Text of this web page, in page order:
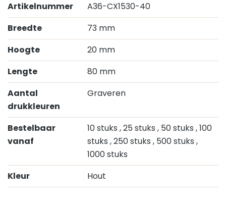
Artikelnummer
A36-CX1530-40
Breedte
73 mm
Hoogte
20 mm
Lengte
80 mm
Aantal
drukkleuren
Graveren
Bestelbaar
vanaf
10 stuks , 25 stuks , 50 stuks , 100
stuks , 250 stuks , 500 stuks ,
1000 stuks
Kleur
Hout